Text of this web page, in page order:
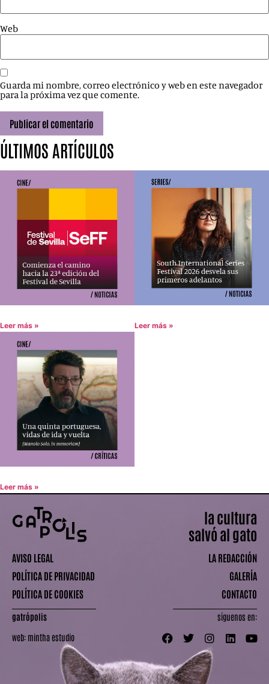
Web
Guarda mi nombre, correo electrónico y web en este navegador
para la próxima vez que comente.
ÚLTIMOS ARTÍCULOS
Leer más » Leer más »
Leer más »
AVISO LEGAL
POLÍTICA DE PRIVACIDAD
POLÍTICA DE COOKIES
gatrópolis
web: mintha estudio
la cultura
salvó al gato
LA REDACCIÓN
GALERÍA
CONTACTO
síguenos en: